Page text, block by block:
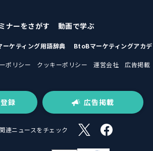
ナーをさがす 動画で学ぶ
ーケティング用語辞典 BtoBマーケティングアカデ
ポリシー クッキーポリシー 運営会社 広告掲載
録 広告掲載
連ニュースをチェック